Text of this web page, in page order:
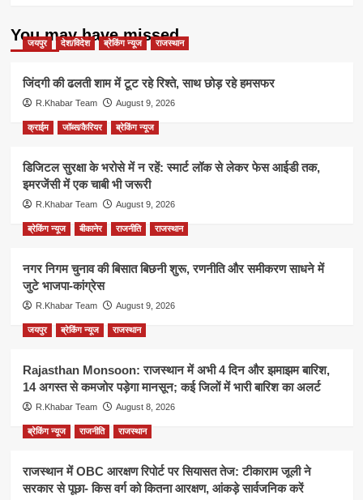
You may have missed
जयपुर देश/विदेश ब्रेकिंग न्यूज राजस्थान
जिंदगी की ढलती शाम में टूट रहे रिश्ते, साथ छोड़ रहे हमसफर
R.Khabar Team August 9, 2026
क्राईम जॉब्स/कैरियर ब्रेकिंग न्यूज
डिजिटल सुरक्षा के भरोसे में न रहें: स्मार्ट लॉक से लेकर फेस आईडी तक,
इमरजेंसी में एक चाबी भी जरूरी
R.Khabar Team August 9, 2026
ब्रेकिंग न्यूज बीकानेर राजनीति राजस्थान
नगर निगम चुनाव की बिसात बिछनी शुरू, रणनीति और समीकरण साधने में
जुटे भाजपा-कांग्रेस
R.Khabar Team August 9, 2026
जयपुर ब्रेकिंग न्यूज राजस्थान
Rajasthan Monsoon: राजस्थान में अभी 4 दिन और झमाझम बारिश,
14 अगस्त से कमजोर पड़ेगा मानसून; कई जिलों में भारी बारिश का अलर्ट
R.Khabar Team August 8, 2026
ब्रेकिंग न्यूज राजनीति राजस्थान
राजस्थान में OBC आरक्षण रिपोर्ट पर सियासत तेज: टीकाराम जूली ने
सरकार से पूछा- किस वर्ग को कितना आरक्षण, आंकड़े सार्वजनिक करें